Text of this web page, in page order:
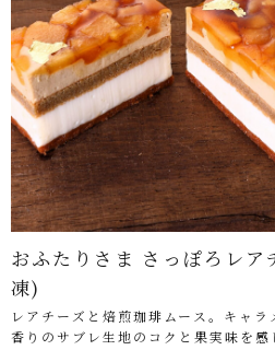
おふたりさま さっぽろレア
凍)
レアチーズと焙煎珈琲ムース。キャ
香りのサブレ生地のコクと果実味を感